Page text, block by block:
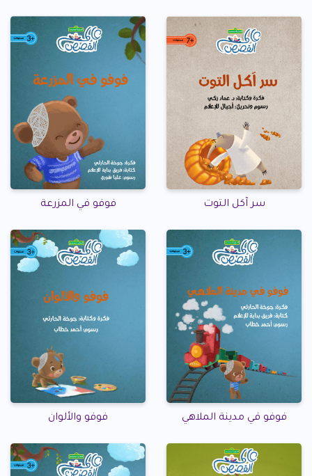
سر آكل التوت فوفو في المزرعة
فوفو في مدينة الملاهي فوفو والألوان